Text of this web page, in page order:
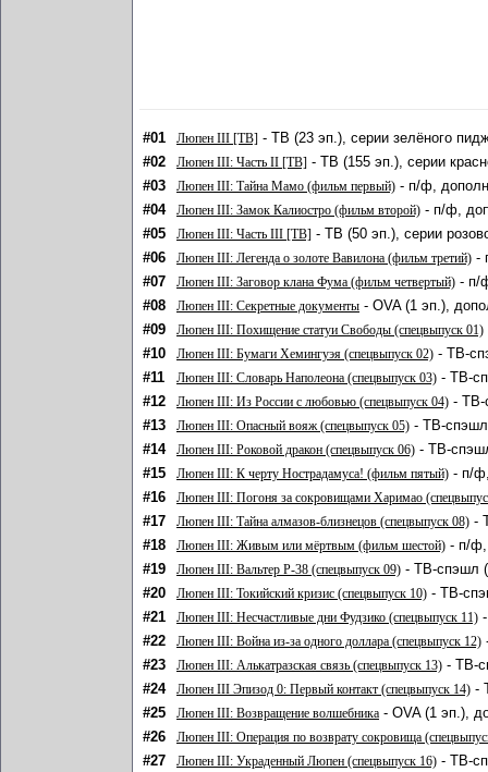
#01 Люпен III [ТВ] - ТВ (23 эп.), серии зелёного
#02
Люпен III: Часть II [ТВ] - ТВ (155 эп.), серии
#03
Люпен III: Тайна Мамо (фильм первый) - п/ф,
#04
Люпен III: Замок Калиостро (фильм второй) - п/ф,
#05
Люпен III: Часть III [ТВ] - ТВ (50 эп.), серии
#06
Люпен III: Легенда о золоте Вавилона (фильм третий) -
#07
Люпен III: Заговор клана Фума (фильм четвертый) - п/
#08
Люпен III: Секретные документы - OVA (1 эп.),
#09
Люпен III: Похищение статуи Свободы (спецвыпуск 01)
#10
Люпен III: Бумаги Хемингуэя (спецвыпуск 02) - ТВ-
#11
Люпен III: Словарь Наполеона (спецвыпуск 03) - ТВ-
#12
Люпен III: Из России с любовью (спецвыпуск 04) - ТВ-
#13
Люпен III: Опасный вояж (спецвыпуск 05) - ТВ-спэшл
#14
Люпен III: Роковой дракон (спецвыпуск 06) - ТВ-
#15
Люпен III: К черту Нострадамуса! (фильм пятый) - п/
#16
Люпен III: Погоня за сокровищами Харимао
#17 Люпен III: Тайна алмазов-близнецов (спецвыпуск 08) -
#18
Люпен III: Живым или мёртвым (фильм шестой) - п/ф,
#19
Люпен III: Вальтер P-38 (спецвыпуск 09) - ТВ-спэшл
#20
Люпен III: Токийский кризис (спецвыпуск 10) - ТВ-
#21
Люпен III: Несчастливые дни Фудзико (спецвыпуск 11)
#22
Люпен III: Война из-за одного доллара (спецвыпуск 12)
#23
Люпен III: Алькатразская связь (спецвыпуск 13) - ТВ-
#24
Люпен III Эпизод 0: Первый контакт (спецвыпуск 14) -
#25
Люпен III: Возвращение волшебника - OVA (1 эп.),
#26
Люпен III: Операция по возврату сокровища
#27 Люпен III: Украденный Люпен (спецвыпуск 16) - ТВ-